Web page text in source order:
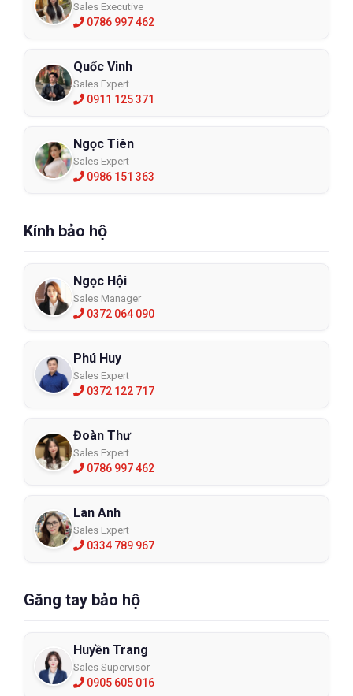
Sales Executive
0786 997 462
Quốc Vinh
Sales Expert
0911 125 371
Ngọc Tiên
Sales Expert
0986 151 363
Kính bảo hộ
Ngọc Hội
Sales Manager
0372 064 090
Phú Huy
Sales Expert
0372 122 717
Đoàn Thư
Sales Expert
0786 997 462
Lan Anh
Sales Expert
0334 789 967
Găng tay bảo hộ
Huyền Trang
Sales Supervisor
0905 605 016